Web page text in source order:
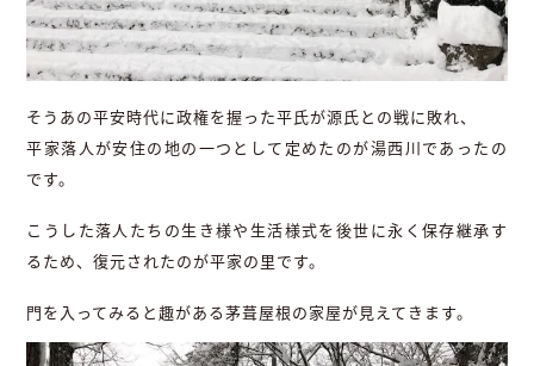
そうあの平安時代に政権を握った平氏が源氏との戦に敗れ、
平家落人が安住の地の一つとして定めたのが湯西川であったの
です。
こうした落人たちの生き様や生活様式を後世に永く保存継承す
るため、復元されたのが平家の里です。
門を入ってみると趣がある茅葺屋根の家屋が見えてきます。